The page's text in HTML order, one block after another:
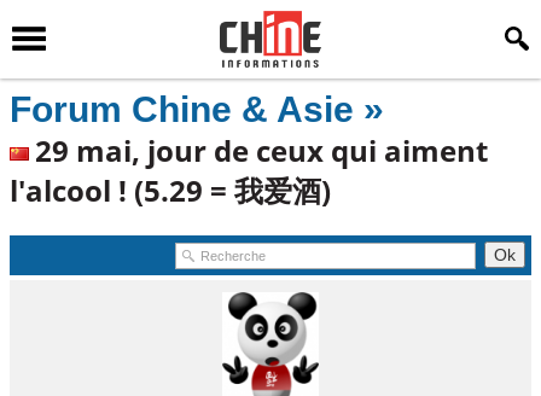
Forum Chine & Asie »
29 mai, jour de ceux qui aiment
l'alcool ! (5.29 = 我爱酒)